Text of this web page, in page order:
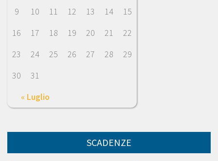
« Luglio
9
10 11 12 13 14
15
16
17 18 19 20 21
22
23
24 25 26 27 28
29
30
31
SCADENZE